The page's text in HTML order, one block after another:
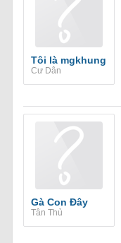
Tôi là mgkhung
Cư Dân
Gà Con Đây
Tân Thủ